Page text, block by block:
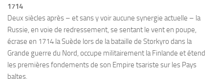
1714
Deux siècles après – et sans y voir aucune synergie actuelle – la
Russie, en voie de redressement, se sentant le vent en poupe,
écrase en 1714 la Suède lors de la bataille de Storkyro dans la
Grande guerre du Nord, occupe militairement la Finlande et étend
les premières fondements de son Empire tsariste sur les Pays
baltes.